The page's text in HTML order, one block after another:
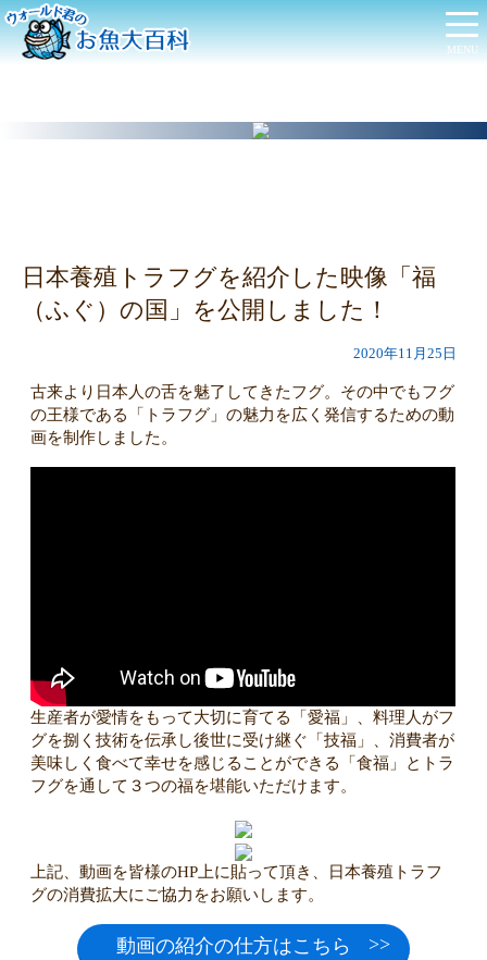
日本養殖トラフグを紹介した映像「福
（ふぐ）の国」を公開しました！
2020年11月25日
古来より日本人の舌を魅了してきたフグ。その中でもフグ
の王様である「トラフグ」の魅力を広く発信するための動
画を制作しました。
生産者が愛情をもって大切に育てる「愛福」、料理人がフ
グを捌く技術を伝承し後世に受け継ぐ「技福」、消費者が
美味しく食べて幸せを感じることができる「食福」とトラ
フグを通して３つの福を堪能いただけます。
上記、動画を皆様のHP上に貼って頂き、日本養殖トラフ
グの消費拡大にご協力をお願いします。
動画の紹介の仕方はこちら